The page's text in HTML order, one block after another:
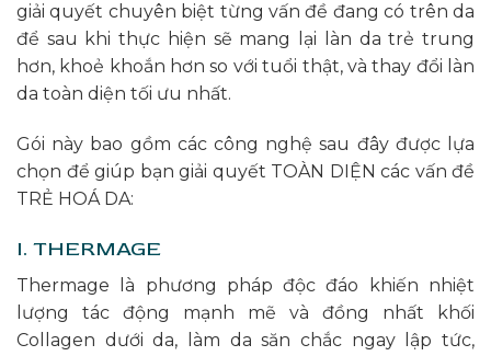
giải quyết chuyên biệt từng vấn đề đang có trên da
để sau khi thực hiện sẽ mang lại làn da trẻ trung
hơn, khoẻ khoắn hơn so với tuổi thật, và thay đổi làn
da toàn diện tối ưu nhất.
Gói này bao gồm các công nghệ sau đây được lựa
chọn để giúp bạn giải quyết TOÀN DIỆN các vấn đề
TRẺ HOÁ DA:
I. THERMAGE
Thermage là phương pháp độc đáo khiến nhiệt
lượng tác động mạnh mẽ và đồng nhất khối
Collagen dưới da, làm da săn chắc ngay lập tức,